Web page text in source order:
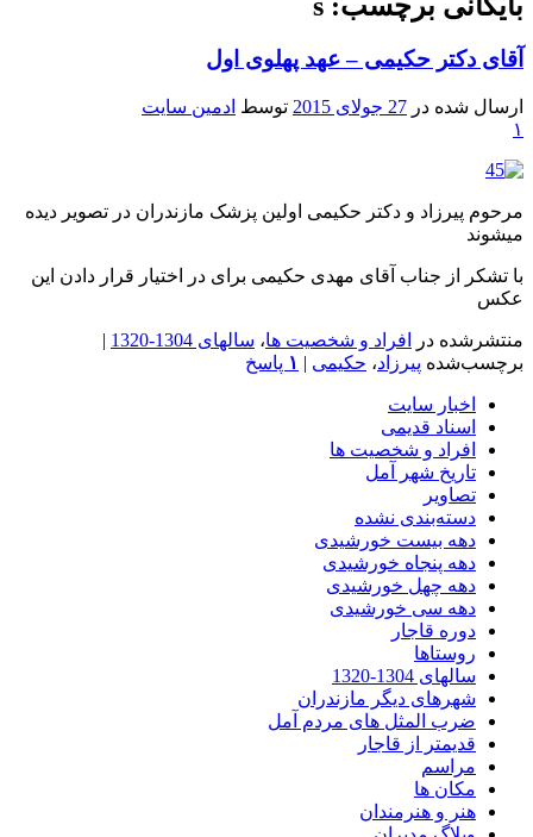
آقای دکتر حکیمی – عهد پهلوی اول
ارسال شده در 27 جولای 2015 توسط ادمین سایت
۱
مرحوم پیرزاد و دکتر حکیمی اولین پزشک مازندران در تصویر دیده
میشوند
با تشکر از جناب آقای مهدی حکیمی برای در اختیار قرار دادن این
عکس
منتشرشده در افراد و شخصیت ها، سالهای 1304-1320
|
برچسب‌شده پیرزاد، حکیمی | ۱ پاسخ
اخبار سایت
اسناد قدیمی
افراد و شخصیت ها
تاریخ شهر آمل
تصاویر
دسته‌بندی نشده
دهه بیست خورشیدی
دهه پنجاه خورشیدی
دهه چهل خورشیدی
دهه سی خورشیدی
دوره قاجار
روستاها
سالهای 1304-1320
شهرهای دیگر مازندران
ضرب المثل های مردم آمل
قدیمتر از قاجار
مراسم
مکان ها
هنر و هنرمندان